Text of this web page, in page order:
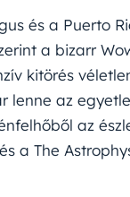
és a Puerto
a bizarr
kitörés
lenne az
az
a The